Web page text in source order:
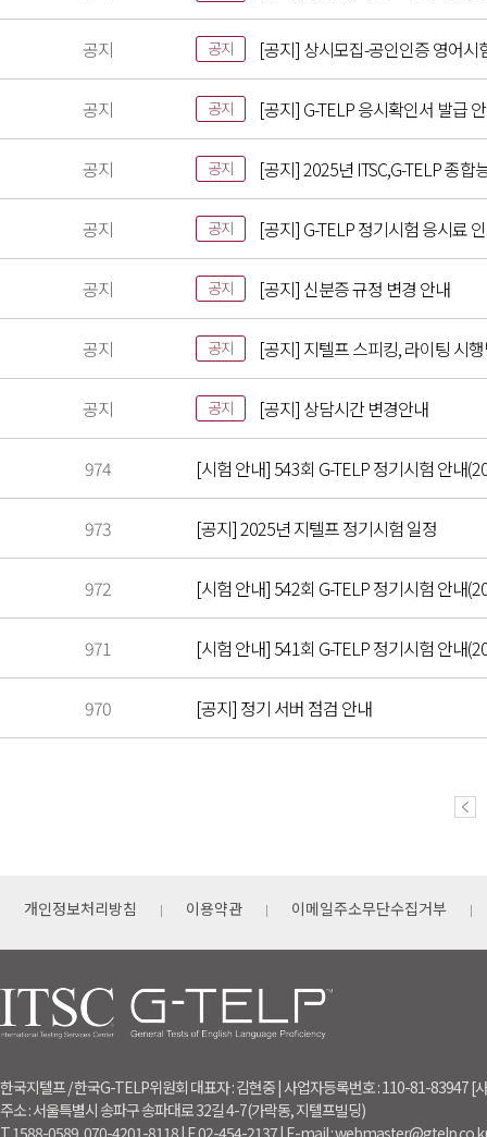
공지 공지 [공지] 상시모집-공인인증 영어시
공지 공지 [공지] G-TELP 응시확인서 발급
공지 공지 [공지] 2025년 ITSC,G-TELP 종합
공지 공지 [공지] G-TELP 정기시험 응시료
공지 공지 [공지] 신분증 규정 변경 안내
공지 공지 [공지] 지텔프 스피킹, 라이팅 시
공지 공지 [공지] 상담시간 변경안내
974 [시험 안내] 543회 G-TELP 정기시험 안내
973 [공지] 2025년 지텔프 정기시험 일정
972 [시험 안내] 542회 G-TELP 정기시험 안내
971 [시험 안내] 541회 G-TELP 정기시험 안내
970 [공지] 정기 서버 점검 안내
개인정보처리방침 이용약관 이메일주소무단수집거부
한국지텔프 / 한국G-TELP위원회 대표자 : 김현중 | 사업자등록번호 : 110-81-83947
주소 : 서울특별시 송파구 송파대로 32길 4-7(가락동, 지텔프빌딩)
T. 1588-0589, 070-4201-8118 | F. 02-454-2137 | E-mail :